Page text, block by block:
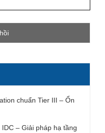
chuẩn Tier III – Ổn
– Giải pháp hạ tầng